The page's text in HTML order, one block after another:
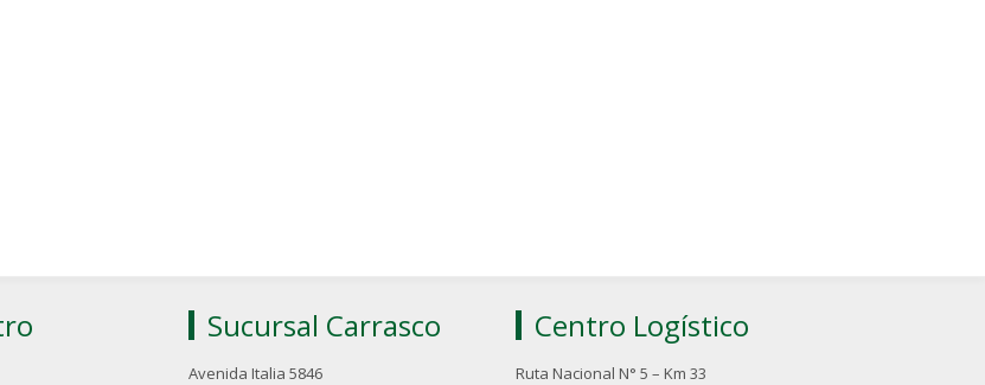
Sucursal Carrasco
Avenida Italia 5846
Centro Logístico
Ruta Nacional N° 5 – Km 33